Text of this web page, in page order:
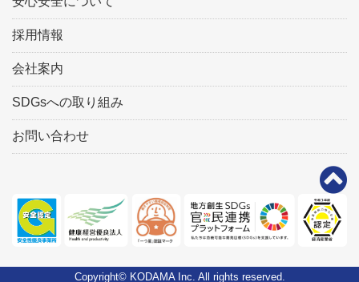
採用情報
会社案内
SDGsへの取り組み
お問い合わせ
Copyright© KODAMA Inc. All rights reserved.